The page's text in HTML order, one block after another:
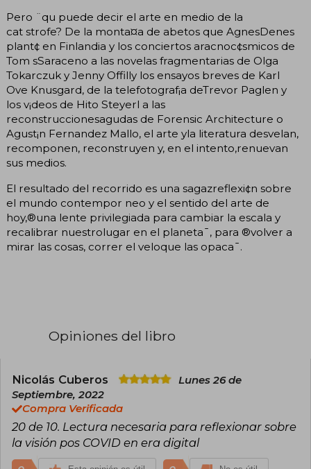
Pero ¨qu puede decir el arte en medio de la
cat strofe? De la monta¤a de abetos que AgnesDenes
plant¢ en Finlandia y los conciertos aracnoc¢smicos de
Tom sSaraceno a las novelas fragmentarias de Olga
Tokarczuk y Jenny Offilly los ensayos breves de Karl
Ove Knusgard, de la telefotograf¡a deTrevor Paglen y
los v¡deos de Hito Steyerl a las
reconstruccionesagudas de Forensic Architecture o
Agust¡n Fernandez Mallo, el arte yla literatura desvelan,
recomponen, reconstruyen y, en el intento,renuevan
sus medios.
El resultado del recorrido es una sagazreflexi¢n sobre
el mundo contempor neo y el sentido del arte de
hoy,®una lente privilegiada para cambiar la escala y
recalibrar nuestrolugar en el planeta¯, para ®volver a
mirar las cosas, correr el veloque las opaca¯.
Opiniones del libro
Nicolás Cuberos
Lunes 26 de
Septiembre, 2022
Compra Verificada
20 de 10. Lectura necesaria para reflexionar sobre
la visión pos COVID en era digital